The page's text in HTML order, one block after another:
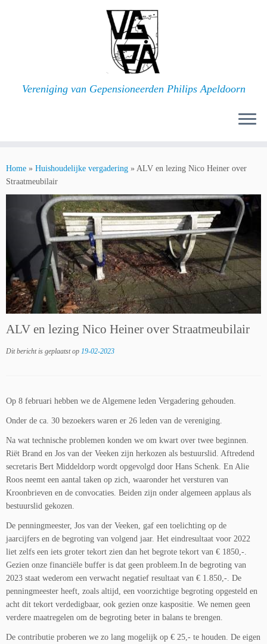
Vereniging van Gepensioneerden Philips Apeldoorn
Home » Huishoudelijke vergadering » ALV en lezing Nico Heiner over
Straatmeubilair
ALV en lezing Nico Heiner over Straatmeubilair
Dit bericht is geplaatst op 19-02-2023
Op 8 februari hebben we de Algemene leden Vergadering gehouden.
Onder de ca. 30 bezoekers waren er 26 leden van de vereniging.
Na wat technische problemen konden we om kwart over twee beginnen.
Riët Brand en Jos van der Veeken zijn herkozen als bestuurslid. Aftredend
secretaris Bert Middeldorp wordt opgevolgd door Hans Schenk. En Alie
Roos neemt een aantal taken op zich, waaronder het versturen van
Kroonbrieven en de convocaties. Beiden zijn onder algemeen applaus als
bestuurslid gekozen.
De penningmeester, Jos van der Veeken, gaf een toelichting op de
jaarcijfers en de begroting van volgend jaar. Het eindresultaat voor 2022
liet zelfs een iets groter tekort zien dan het begrote tekort van € 1850,-.
Gezien onze financiële buffer is dat geen probleem.In de begroting van
2023 staat wederom een verwacht negatief resultaat van € 1.850,-. De
penningmeester heeft, zoals altijd, een voorzichtige begroting opgesteld en
acht dit tekort verdedigbaar, ook gezien onze kaspositie. We nemen geen
verdere maatregelen om de begroting beter in balans te brengen.
De contributie proberen we zo lang mogelijk op € 25,- te houden. De eigen